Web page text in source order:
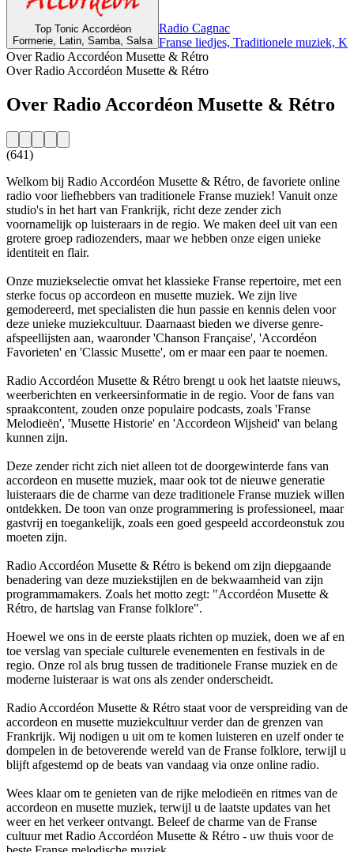
Top Tonic Accordéon
Formerie, Latin, Samba, Salsa
Radio Cagnac
Franse liedjes, Traditionele muziek,
Over Radio Accordéon Musette & Rétro
Over Radio Accordéon Musette & Rétro
Over Radio Accordéon Musette & Rétro
(641)
Welkom bij Radio Accordéon Musette & Rétro, de favoriete online
radio voor liefhebbers van traditionele Franse muziek! Vanuit onze
studio's in het hart van Frankrijk, richt deze zender zich
voornamelijk op luisteraars in de regio. We maken deel uit van een
grotere groep radiozenders, maar we hebben onze eigen unieke
identiteit en flair.
Onze muziekselectie omvat het klassieke Franse repertoire, met een
sterke focus op accordeon en musette muziek. We zijn live
gemodereerd, met specialisten die hun passie en kennis delen voor
deze unieke muziekcultuur. Daarnaast bieden we diverse genre-
afspeellijsten aan, waaronder 'Chanson Française', 'Accordéon
Favorieten' en 'Classic Musette', om er maar een paar te noemen.
Radio Accordéon Musette & Rétro brengt u ook het laatste nieuws,
weerberichten en verkeersinformatie in de regio. Voor de fans van
spraakcontent, zouden onze populaire podcasts, zoals 'Franse
Melodieën', 'Musette Historie' en 'Accordeon Wijsheid' van belang
kunnen zijn.
Deze zender richt zich niet alleen tot de doorgewinterde fans van
accordeon en musette muziek, maar ook tot de nieuwe generatie
luisteraars die de charme van deze traditionele Franse muziek willen
ontdekken. De toon van onze programmering is professioneel, maar
gastvrij en toegankelijk, zoals een goed gespeeld accordeonstuk zou
moeten zijn.
Radio Accordéon Musette & Rétro is bekend om zijn diepgaande
benadering van deze muziekstijlen en de bekwaamheid van zijn
programmamakers. Zoals het motto zegt: "Accordéon Musette &
Rétro, de hartslag van Franse folklore".
Hoewel we ons in de eerste plaats richten op muziek, doen we af en
toe verslag van speciale culturele evenementen en festivals in de
regio. Onze rol als brug tussen de traditionele Franse muziek en de
moderne luisteraar is wat ons als zender onderscheidt.
Radio Accordéon Musette & Rétro staat voor de verspreiding van de
accordeon en musette muziekcultuur verder dan de grenzen van
Frankrijk. Wij nodigen u uit om te komen luisteren en uzelf onder te
dompelen in de betoverende wereld van de Franse folklore, terwijl u
blijft afgestemd op de beats van vandaag via onze online radio.
Wees klaar om te genieten van de rijke melodieën en ritmes van de
accordeon en musette muziek, terwijl u de laatste updates van het
weer en het verkeer ontvangt. Beleef de charme van de Franse
cultuur met Radio Accordéon Musette & Rétro - uw thuis voor de